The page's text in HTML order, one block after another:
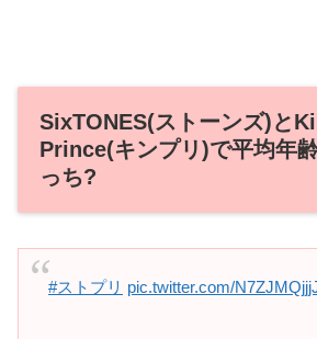
SixTONES(ストーンズ)と
Prince(キンプリ)で平均年
っち?
#ストプリ pic.twitter.com/